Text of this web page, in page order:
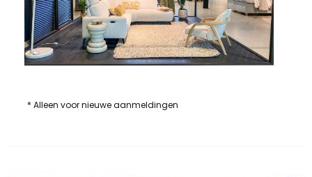
* Alleen voor nieuwe aanmeldingen